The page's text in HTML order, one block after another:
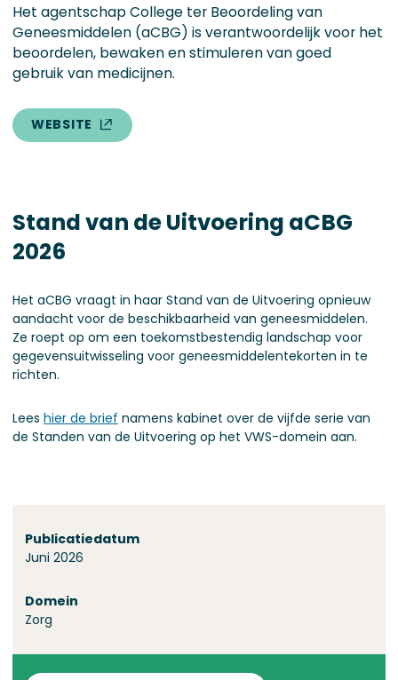
Het agentschap College ter Beoordeling van
Geneesmiddelen (aCBG) is verantwoordelijk voor het
beoordelen, bewaken en stimuleren van goed
gebruik van medicijnen.
WEBSITE
Stand van de Uitvoering aCBG
2026
Het aCBG vraagt in haar Stand van de Uitvoering opnieuw
aandacht voor de beschikbaarheid van geneesmiddelen.
Ze roept op om een toekomstbestendig landschap voor
gegevensuitwisseling voor geneesmiddelentekorten in te
richten.
Lees hier de brief namens kabinet over de vijfde serie van
de Standen van de Uitvoering op het VWS-domein aan.
Publicatiedatum
Juni 2026
Domein
Zorg